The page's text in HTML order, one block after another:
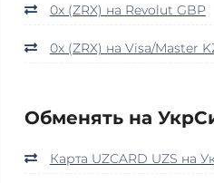
0x (ZRX) на Revolut GBP
0x (ZRX) на Visa/Master
Обменять на
Карта UZCARD UZS на